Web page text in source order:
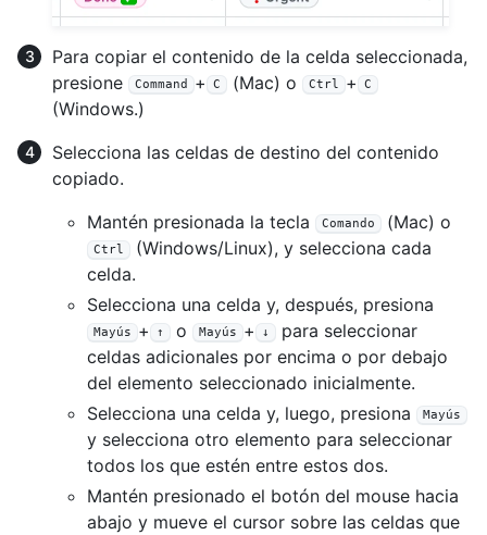
Para copiar el contenido de la celda seleccionada,
presione
Command + C (Mac) o Ctrl + C
(Windows.)
Selecciona las celdas de destino del contenido
copiado.
Mantén presionada la tecla
Comando (Mac) o
Ctrl
(Windows/Linux), y selecciona cada
celda.
Selecciona una celda y, después, presiona
Mayús + ↑ o Mayús + ↓
para seleccionar
celdas adicionales por encima o por debajo
del elemento seleccionado inicialmente.
Selecciona una celda y, luego, presiona
Mayús
y selecciona otro elemento para seleccionar
todos los que estén entre estos dos.
Mantén presionado el botón del mouse hacia
abajo y mueve el cursor sobre las celdas que